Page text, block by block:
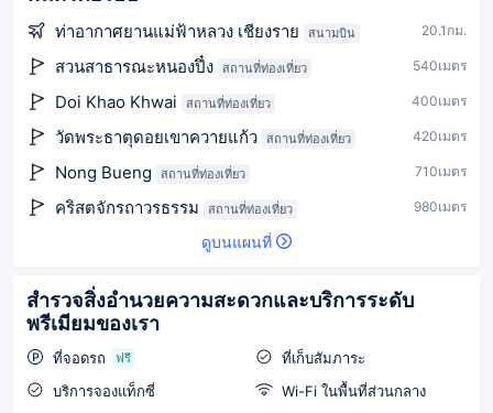
ท่าอากาศยานแม่ฟ้าหลวง เชียงราย สนามบิน 20.1กม.
สวนสาธารณะหนองปึ๋ง สถานที่ท่องเที่ยว 540เมตร
Doi Khao Khwai สถานที่ท่องเที่ยว 400เมตร
วัดพระธาตุดอยเขาควายแก้ว สถานที่ท่องเที่ยว 420เมตร
Nong Bueng สถานที่ท่องเที่ยว 710เมตร
คริสตจักรถาวรธรรม สถานที่ท่องเที่ยว 980เมตร
ดูบนแผนที่
สำรวจสิ่งอำนวยความสะดวกและบริการระดับ
พรีเมียมของเรา
ที่จอดรถ ฟรี
ที่เก็บสัมภาระ
บริการจองแท็กซี่
Wi-Fi ในพื้นที่ส่วนกลาง